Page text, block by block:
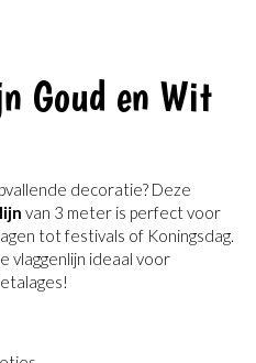
Goud en Wit
decoratie? Deze
van 3 meter is perfect voor
tot festivals of Koningsdag.
vlaggenlijn ideaal voor